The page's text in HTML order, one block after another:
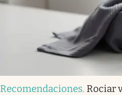
Recomendaciones. Rociar